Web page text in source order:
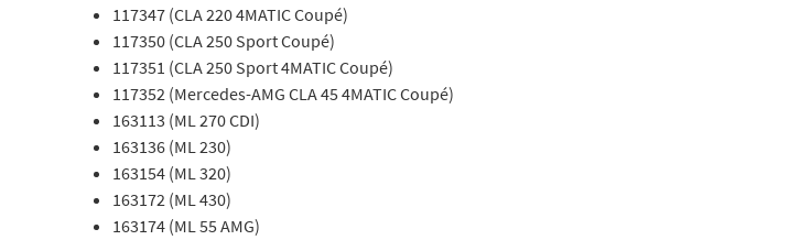
117347 (CLA 220 4MATIC Coupé)
117350 (CLA 250 Sport Coupé)
117351 (CLA 250 Sport 4MATIC Coupé)
117352 (Mercedes-AMG CLA 45 4MATIC Coupé)
163113 (ML 270 CDI)
163136 (ML 230)
163154 (ML 320)
163172 (ML 430)
163174 (ML 55 AMG)